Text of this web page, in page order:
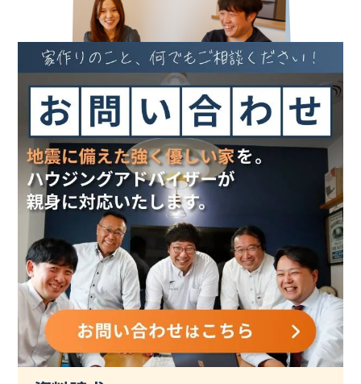
完成案内
よくいただくご質問
お役立ちコラム
会社情報
代表挨拶
スタッフ紹介
Staff ブログ&News